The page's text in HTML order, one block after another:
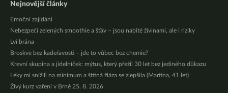
Nejnovější články
Emoční zajídání
Nebezpečí zelených smoothie a šťáv – jsou nabité živinami, ale i riziky
Lví brána
Broskve bez kadeřavosti – jde to vůbec bez chemie?
Krevní skupina a jídelníček: mýtus, který přežil 30 let bez jediného důkazu
Léky mi snížili na minimum a štítná žláza se zlepšila (Martina, 41 let)
Živý kurz vaření v Brně 25. 8. 2026